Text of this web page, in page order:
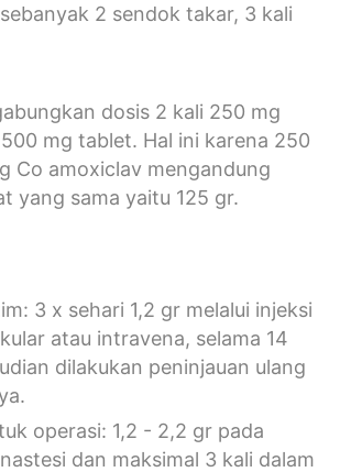
2 sendok takar, 3 kali
dosis 2 kali 250 mg
mg tablet. Hal ini karena 250
Co amoxiclav mengandung
yang sama yaitu 125 gr.
3 x sehari 1,2 gr melalui injeksi
atau intravena, selama 14
dilakukan peninjauan ulang
operasi: 1,2 - 2,2 gr pada
dan maksimal 3 kali dalam